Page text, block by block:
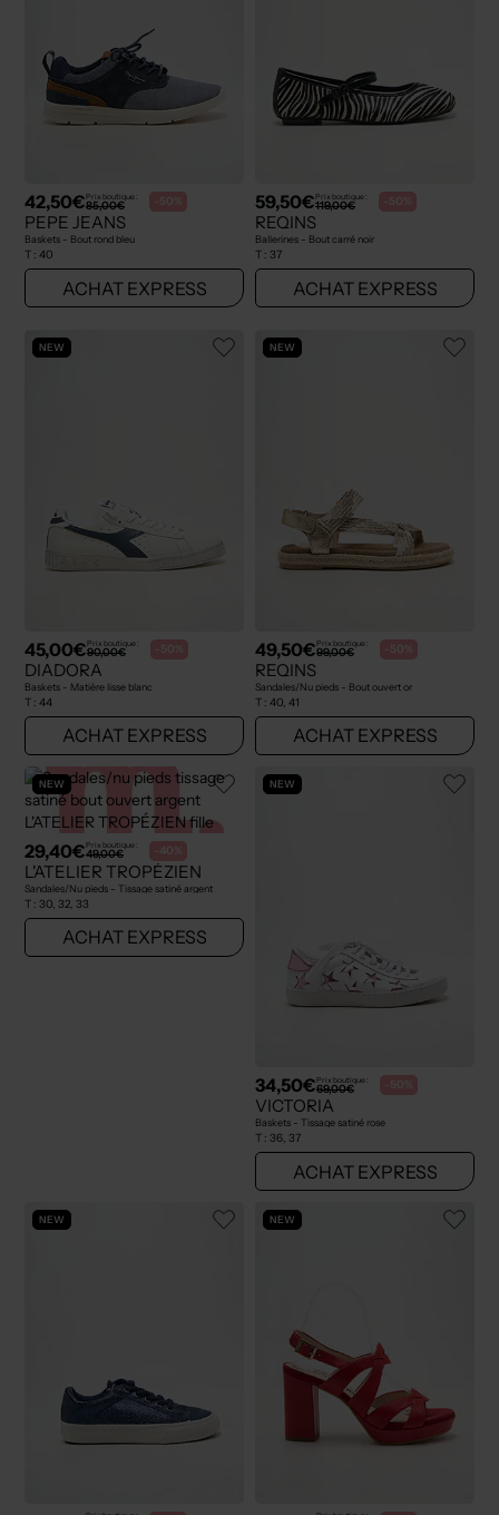
42,50€Prix boutique :
85,00€ -50%
PEPE JEANS
Baskets - Bout rond bleu
T : 40
ACHAT EXPRESS
59,50€Prix boutique :
119,00€ -50%
REQINS
Ballerines - Bout carré noir
T : 37
ACHAT EXPRESS
NEW
45,00€Prix boutique :
90,00€ -50%
DIADORA
Baskets - Matière lisse blanc
T : 44
ACHAT EXPRESS
NEW
49,50€Prix boutique :
99,00€ -50%
REQINS
Sandales/Nu pieds - Bout ouvert or
T : 40, 41
ACHAT EXPRESS
NEW
29,40€Prix boutique :
49,00€ -40%
L'ATELIER TROPÉZIEN
Sandales/Nu pieds - Tissage satiné argent
T : 30, 32, 33
ACHAT EXPRESS
NEW
34,50€Prix boutique :
69,00€ -50%
VICTORIA
Baskets - Tissage satiné rose
T : 36, 37
ACHAT EXPRESS
NEW NEW